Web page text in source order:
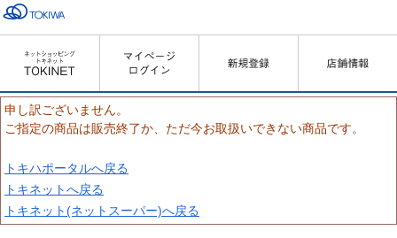
申し訳ございません。
ご指定の商品は販売終了か、ただ今お取扱いできない商品です。
トキハポータルへ戻る
トキネットへ戻る
トキネット(ネットスーパー)へ戻る